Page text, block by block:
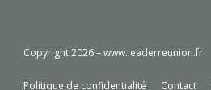
Copyright 2026 – www.leaderreunion.fr
Politique de confidentialité Contact